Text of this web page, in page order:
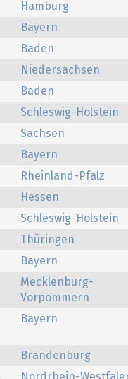
Hamburg
Bayern
Baden
Niedersachsen
Baden
Schleswig-Holstein
Sachsen
Bayern
Rheinland-Pfalz
Hessen
Schleswig-Holstein
Thüringen
Bayern
Mecklenburg-
Vorpommern
Bayern
Brandenburg